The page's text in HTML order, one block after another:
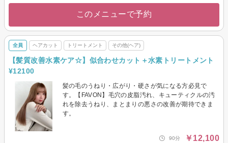
このメニューで予約
全員 ヘアカット トリートメント その他(ヘア)
【髪質改善水素ケア☆】似合わせカット＋水素トリートメント
¥12100
髪の毛のうねり・広がり・硬さが気になる方必見で
す。【FAVON】毛穴の皮脂汚れ、キューティクルの汚
れを除去うねり、まとまりの悪さの改善が期待できま
す。
90分 ￥12,100